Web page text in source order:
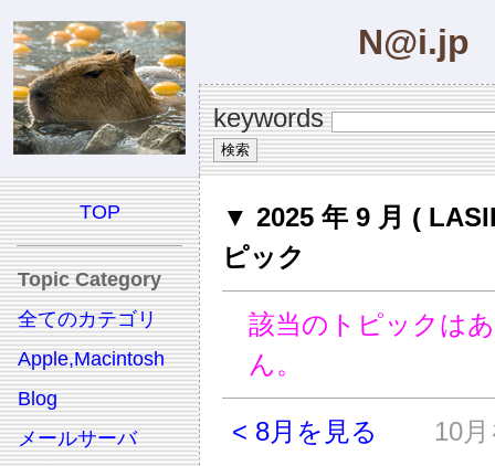
N@i.jp
keywords
TOP
Topic Category
全てのカテゴリ
Apple,Macintosh
Blog
メールサーバ
▼ 2025 年 9 月 (
ピック
該当のトピックは
ん。
< 8月を見る 10